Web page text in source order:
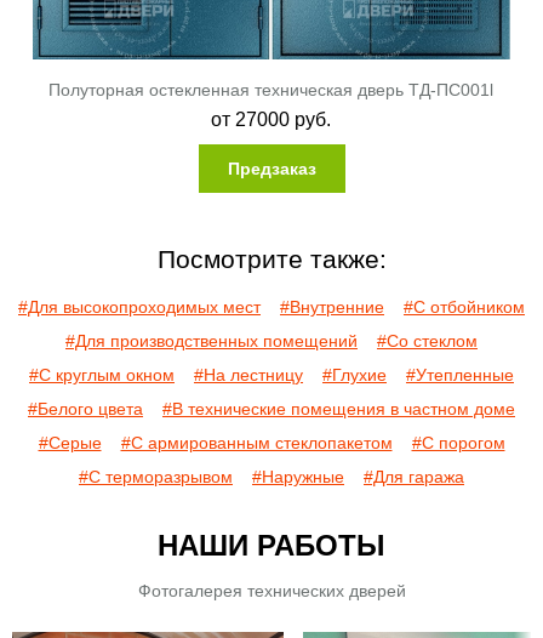
Полуторная остекленная техническая дверь ТД-ПС001l
от 27000 руб.
Предзаказ
Посмотрите также:
#Для высокопроходимых мест #Внутренние
#С отбойником
#Для производственных помещений
#Со стеклом
#С круглым окном
#На лестницу #Глухие
#Утепленные
#Белого цвета
#В технические помещения в частном доме
#Серые
#С армированным стеклопакетом
#С порогом
#С терморазрывом
#Наружные #Для гаража
НАШИ РАБОТЫ
Фотогалерея технических дверей